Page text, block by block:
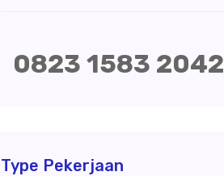
0823 1583 2042
Type Pekerjaan